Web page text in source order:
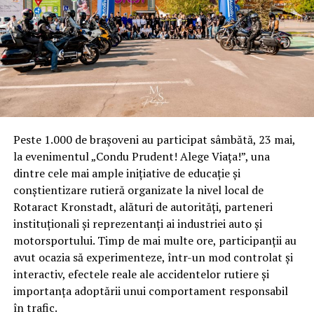
Conform programului, valoarea maxima cumulata a
finantarilor garantate de stat care pot fi acordate unui
beneficiar in cadrul acestei facilitati va fi de 5.000.000
lei, iar perioada si modalitatea de rambursare a
finantarilor, vor fi stabilite de finantatori, conform
normelor interne ale acestora.
Durata maxima a perioadei de leasing va fi de 72 de luni,
cu posibilitatea acordarii unei perioade de gratie
cuprinsa intre 3 si 12 luni iar avansul achitat de
utilizator este de 0%, și, in funcție de solicitarea
beneficiarului, poate ajunge pana la maximum 20% din
valoarea de achizitie a bunului finantat (exclusiv TVA).
Sunt eligibile pentru acordarea de garantii in cadrul
programului intreprinderile mici si mijlocii precum si
întreprinderile afiliate, din toate sectoarele de
Peste 1.000 de brașoveni au participat sâmbătă, 23 mai,
la evenimentul „Condu Prudent! Alege Viața!”, una
dintre cele mai ample inițiative de educație și
conștientizare rutieră organizate la nivel local de
Rotaract Kronstadt, alături de autorități, parteneri
instituționali și reprezentanți ai industriei auto și
motorsportului. Timp de mai multe ore, participanții au
avut ocazia să experimenteze, într-un mod controlat și
interactiv, efectele reale ale accidentelor rutiere și
importanța adoptării unui comportament responsabil
în trafic.